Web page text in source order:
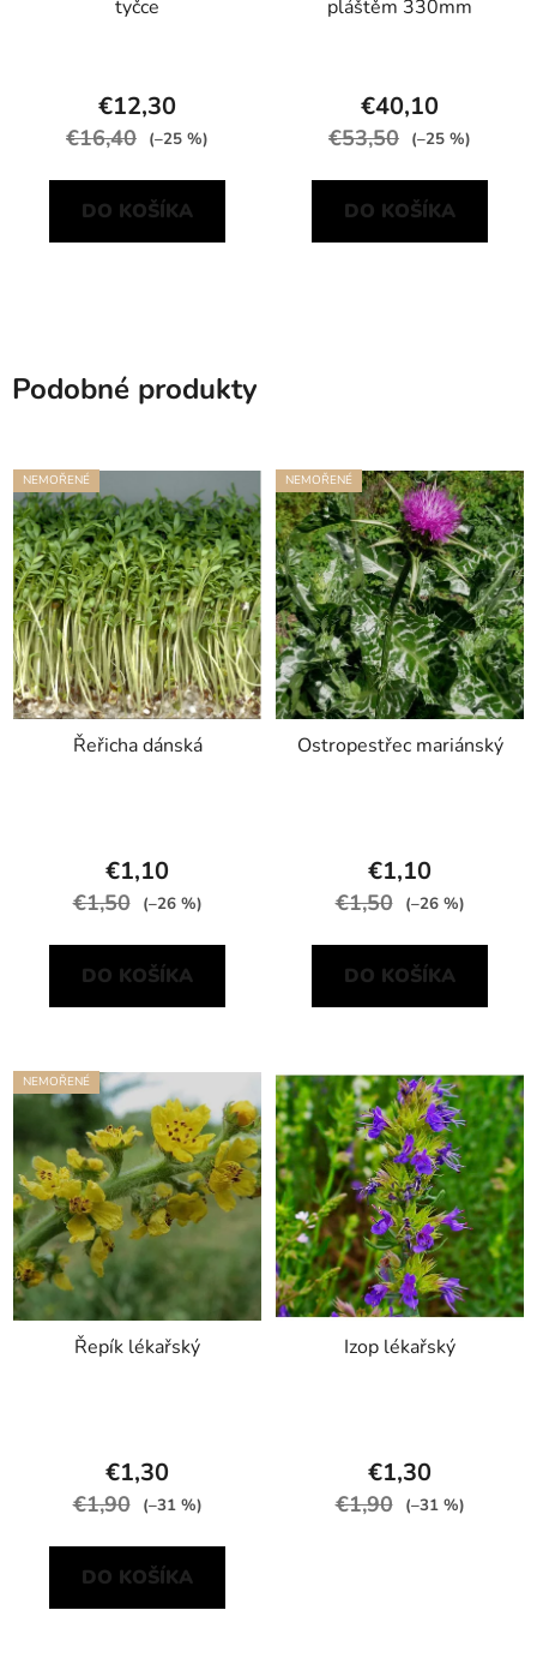
tyčce
€12,30
€16,40 (–25 %)
DO KOŠÍKA
pláštěm 330mm
€40,10
€53,50 (–25 %)
DO KOŠÍKA
Podobné produkty
NEMOŘENÉ
Řeřicha dánská
€1,10
€1,50 (–26 %)
DO KOŠÍKA
NEMOŘENÉ
Ostropestřec mariánský
€1,10
€1,50 (–26 %)
DO KOŠÍKA
NEMOŘENÉ
Řepík lékařský
€1,30
€1,90 (–31 %)
DO KOŠÍKA
Izop lékařský
€1,30
€1,90 (–31 %)